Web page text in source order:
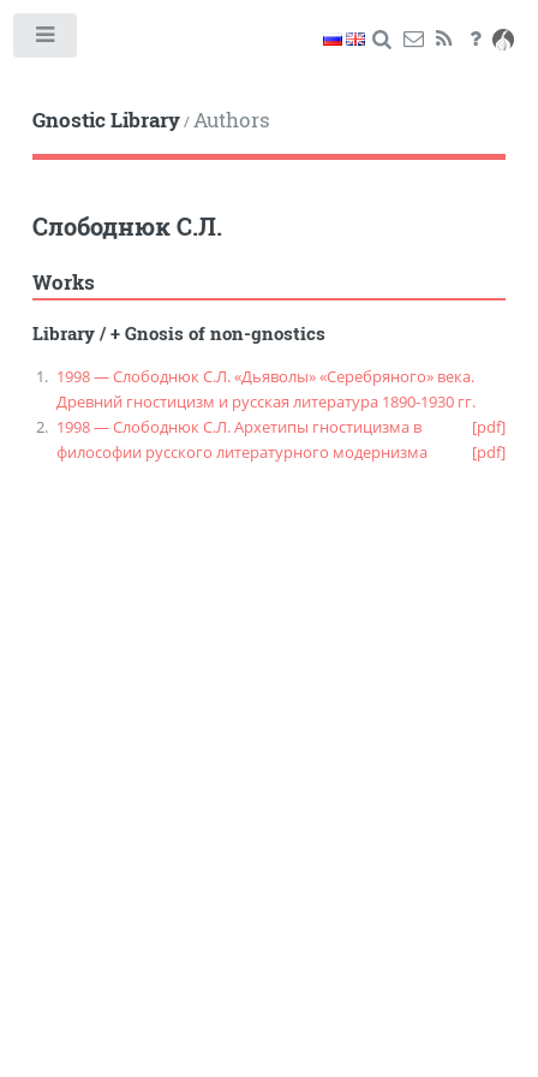
Gnostic Library/Authors
Слободнюк С.Л.
Works
Library/+ Gnosis of non-gnostics
1998 — Слободнюк С.Л. «Дьяволы» «Серебряного» века.
Древний гностицизм и русская литература 1890-1930 гг.
[pdf]
1998 — Слободнюк С.Л. Архетипы гностицизма в
философии русского литературного модернизма
[pdf]